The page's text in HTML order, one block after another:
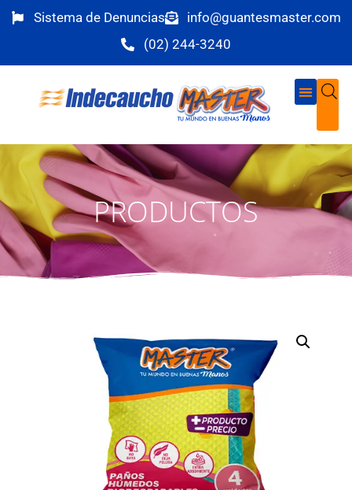
Sistema de Denuncias
info@guantesmaster.com
(02) 244-3240
PRODUCTOS